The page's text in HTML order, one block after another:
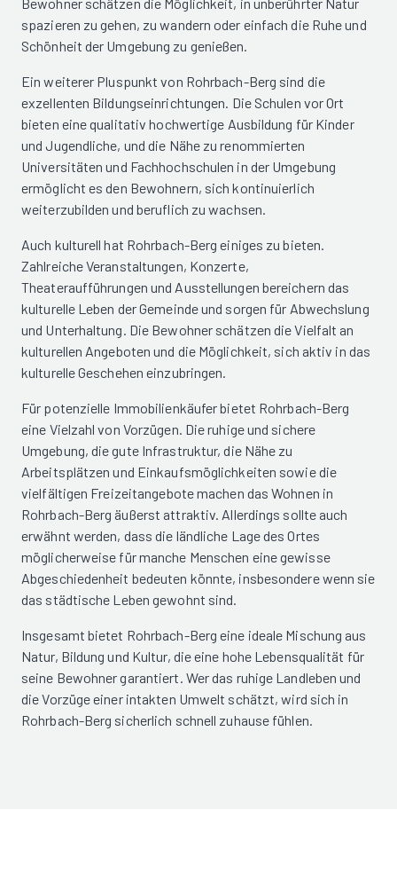
spazieren zu gehen, zu wandern oder einfach die Ruhe und
Schönheit der Umgebung zu genießen.
Ein weiterer Pluspunkt von Rohrbach-Berg sind die
exzellenten Bildungseinrichtungen. Die Schulen vor Ort
bieten eine qualitativ hochwertige Ausbildung für Kinder
und Jugendliche, und die Nähe zu renommierten
Universitäten und Fachhochschulen in der Umgebung
ermöglicht es den Bewohnern, sich kontinuierlich
weiterzubilden und beruflich zu wachsen.
Auch kulturell hat Rohrbach-Berg einiges zu bieten.
Zahlreiche Veranstaltungen, Konzerte,
Theateraufführungen und Ausstellungen bereichern das
kulturelle Leben der Gemeinde und sorgen für Abwechslung
und Unterhaltung. Die Bewohner schätzen die Vielfalt an
kulturellen Angeboten und die Möglichkeit, sich aktiv in das
kulturelle Geschehen einzubringen.
Für potenzielle Immobilienkäufer bietet Rohrbach-Berg
eine Vielzahl von Vorzügen. Die ruhige und sichere
Umgebung, die gute Infrastruktur, die Nähe zu
Arbeitsplätzen und Einkaufsmöglichkeiten sowie die
vielfältigen Freizeitangebote machen das Wohnen in
Rohrbach-Berg äußerst attraktiv. Allerdings sollte auch
erwähnt werden, dass die ländliche Lage des Ortes
möglicherweise für manche Menschen eine gewisse
Abgeschiedenheit bedeuten könnte, insbesondere wenn sie
das städtische Leben gewohnt sind.
Insgesamt bietet Rohrbach-Berg eine ideale Mischung aus
Natur, Bildung und Kultur, die eine hohe Lebensqualität für
seine Bewohner garantiert. Wer das ruhige Landleben und
die Vorzüge einer intakten Umwelt schätzt, wird sich in
Rohrbach-Berg sicherlich schnell zuhause fühlen.